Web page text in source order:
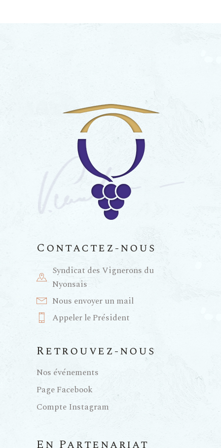
Contactez-nous
Syndicat des Vignerons du
Nyonsais
Nous envoyer un mail
Appeler le Président
Retrouvez-nous
Nos événements
Page Facebook
Compte Instagram